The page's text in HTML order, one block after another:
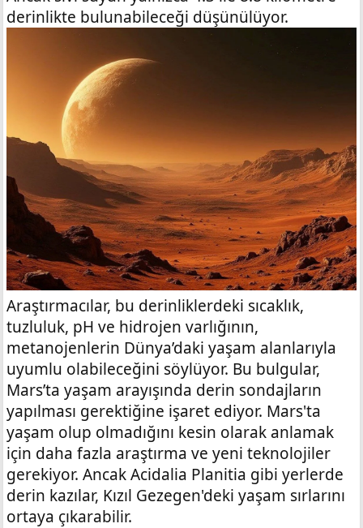
derinlikte bulunabileceği düşünülüyor.
Araştırmacılar, bu derinliklerdeki sıcaklık,
tuzluluk, pH ve hidrojen varlığının,
metanojenlerin Dünya’daki yaşam alanlarıyla
uyumlu olabileceğini söylüyor. Bu bulgular,
Mars’ta yaşam arayışında derin sondajların
yapılması gerektiğine işaret ediyor. Mars'ta
yaşam olup olmadığını kesin olarak anlamak
için daha fazla araştırma ve yeni teknolojiler
gerekiyor. Ancak Acidalia Planitia gibi yerlerde
derin kazılar, Kızıl Gezegen'deki yaşam sırlarını
ortaya çıkarabilir.